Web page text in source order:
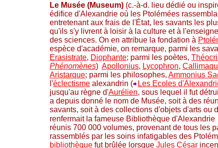
Le Musée (Museum) (c.-à-d. lieu dédié ou
édifice d'Alexandrie où les Ptolémées
entretenant aux frais de l'État, les savants les
qu'ils s'y livrent à loisir à la culture et à
des sciences. On en attribue la fondation à
espèce d'académie, on remarque, parmi les
Erasistrate, Diophante; parmi les poètes,
Phénomènes) Apollonius, Lycophron,
Aristarque; parmi les philosophes, Ammonius
l'éclectisme alexandrin (
Les Ecoles
jusqu'au règne d'Aurélien, sous lequel il fut
a depuis donné le nom de Musée, soit à des
savants, soit à des collections d'objets d'arts ou
renfermait la fameuse Bibliothèque d'Alexandrie
réunis 700 000 volumes, provenant de tous les
rassemblés par les soins infatigables des
bibliothèque fut brûlée lorsque Jules César